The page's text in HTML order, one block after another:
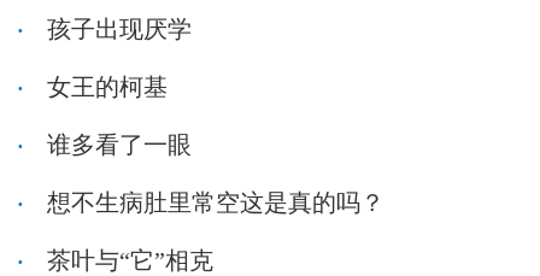
孩子出现厌学
女王的柯基
谁多看了一眼
想不生病肚里常空这是真的吗？
茶叶与“它”相克